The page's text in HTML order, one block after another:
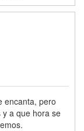
encanta, pero
y a que hora se